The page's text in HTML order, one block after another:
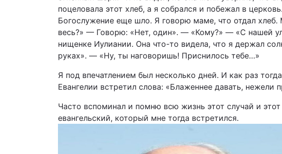
поцеловала этот хлеб, а я собрался и побежал в церковь.
Богослужение еще шло. Я говорю маме, что отдал хлеб.
весь?» — Говорю: «Нет, один». — «Кому?» — «С нашей
нищенке Иулиании. Она что-то видела, что я держал
руках». — «Ну, ты наговоришь! Приснилось тебе…»
Я под впечатлением был несколько дней. И как раз
Евангелии встретил слова: «Блаженнее давать, нежели
Часто вспоминал и помню всю жизнь этот случай и этот
евангельский, который мне тогда встретился.